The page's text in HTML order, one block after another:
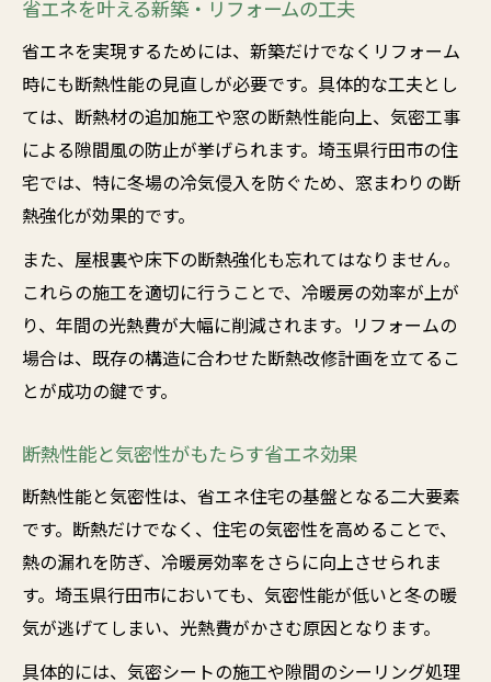
省エネを叶える新築・リフォームの工夫
省エネを実現するためには、新築だけでなくリフォーム
時にも断熱性能の見直しが必要です。具体的な工夫とし
ては、断熱材の追加施工や窓の断熱性能向上、気密工事
による隙間風の防止が挙げられます。埼玉県行田市の住
宅では、特に冬場の冷気侵入を防ぐため、窓まわりの断
熱強化が効果的です。
また、屋根裏や床下の断熱強化も忘れてはなりません。
これらの施工を適切に行うことで、冷暖房の効率が上が
り、年間の光熱費が大幅に削減されます。リフォームの
場合は、既存の構造に合わせた断熱改修計画を立てるこ
とが成功の鍵です。
断熱性能と気密性がもたらす省エネ効果
断熱性能と気密性は、省エネ住宅の基盤となる二大要素
です。断熱だけでなく、住宅の気密性を高めることで、
熱の漏れを防ぎ、冷暖房効率をさらに向上させられま
す。埼玉県行田市においても、気密性能が低いと冬の暖
気が逃げてしまい、光熱費がかさむ原因となります。
具体的には、気密シートの施工や隙間のシーリング処理